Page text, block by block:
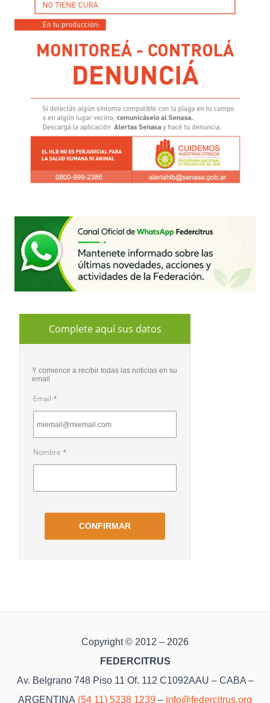
Copyright © 2012 – 2026
FEDERCITRUS
Av. Belgrano 748 Piso 11 Of. 112 C1092AAU – CABA –
ARGENTINA (54 11) 5238 1239 – info@federcitrus.org